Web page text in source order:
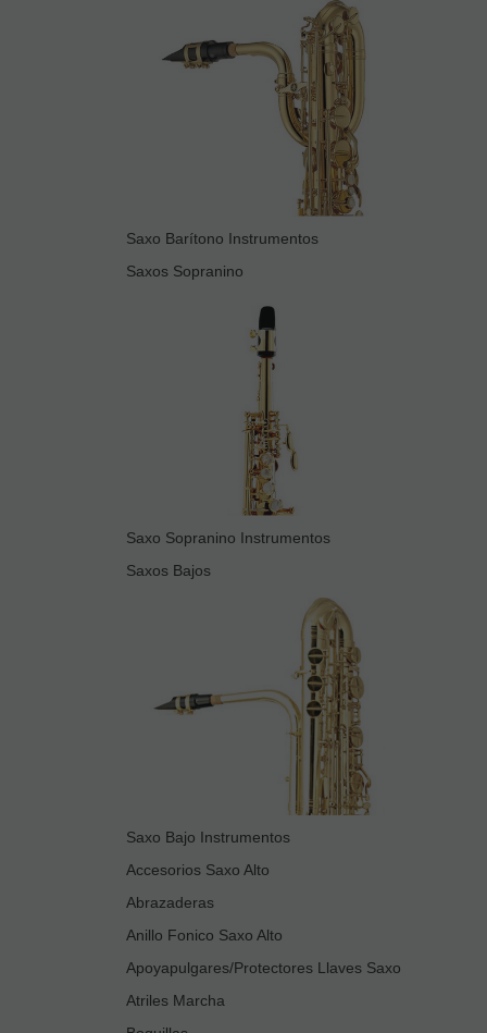
Saxo Barítono Instrumentos
Saxos Sopranino
Saxo Sopranino Instrumentos
Saxos Bajos
Saxo Bajo Instrumentos
Accesorios Saxo Alto
Abrazaderas
Anillo Fonico Saxo Alto
Apoyapulgares/Protectores Llaves Saxo
Atriles Marcha